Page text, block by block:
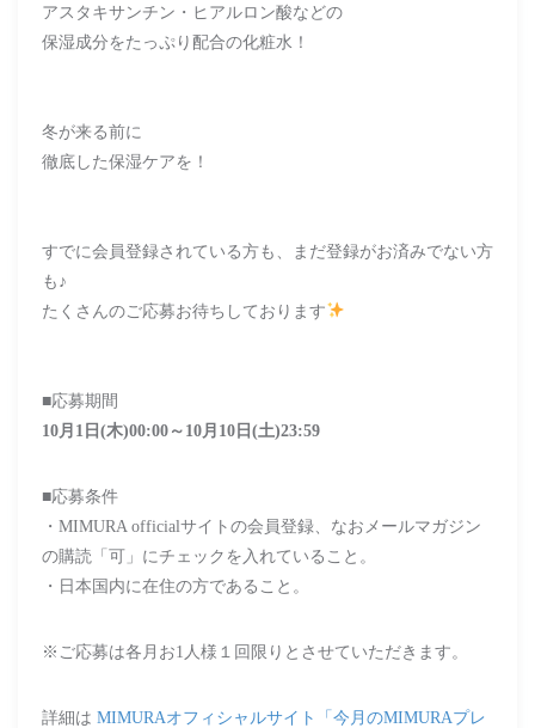
アスタキサンチン・ヒアルロン酸などの
保湿成分をたっぷり配合の化粧水！
冬が来る前に
徹底した保湿ケアを！
すでに会員登録されている方も、まだ登録がお済みでない方
も♪
たくさんのご応募お待ちしております
■応募期間
10月1日(木)00:00～10月10日(土)23:59
■応募条件
・MIMURA officialサイトの会員登録、なおメールマガジン
の購読「可」にチェックを入れていること。
・日本国内に在住の方であること。
※ご応募は各月お1人様１回限りとさせていただきます。
詳細は MIMURAオフィシャルサイト「今月のMIMURAプレ